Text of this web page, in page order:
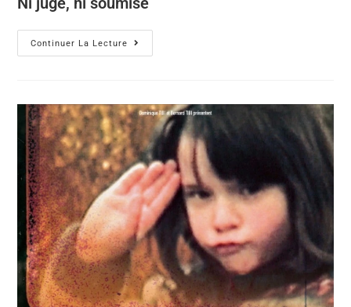
Continuer La Lecture